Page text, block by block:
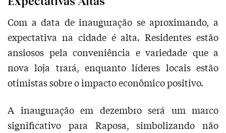
Com a data de inauguração se aproximando, a
expectativa na cidade é alta. Residentes estão
ansiosos pela conveniência e variedade que a
nova loja trará, enquanto líderes locais estão
otimistas sobre o impacto econômico positivo.
A inauguração em dezembro será um marco
significativo para Raposa, simbolizando não